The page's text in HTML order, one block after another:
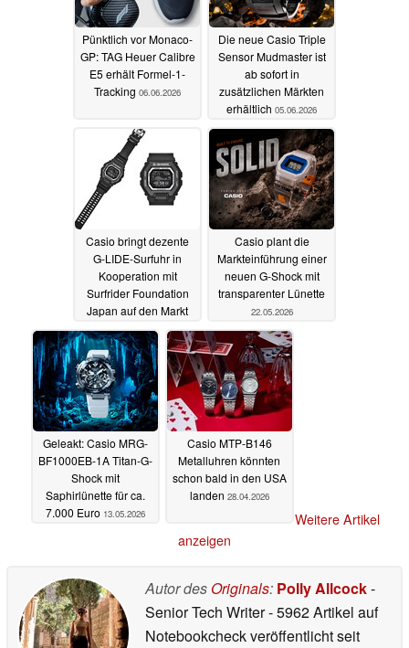
Pünktlich vor Monaco-
GP: TAG Heuer Calibre
E5 erhält Formel-1-
Tracking 06.06.2026
Die neue Casio Triple
Sensor Mudmaster ist
ab sofort in
zusätzlichen Märkten
erhältlich 05.06.2026
Casio bringt dezente
G-LIDE-Surfuhr in
Kooperation mit
Surfrider Foundation
Japan auf den Markt
02.06.2026
Casio plant die
Markteinführung einer
neuen G-Shock mit
transparenter Lünette
22.05.2026
Geleakt: Casio MRG-
BF1000EB-1A Titan-G-
Shock mit
Saphirlünette für ca.
7.000 Euro 13.05.2026
Casio MTP-B146
Metalluhren könnten
schon bald in den USA
landen 28.04.2026
Weitere Artikel
anzeigen
Autor des Originals: Polly Allcock-
Senior Tech Writer- 5962 Artikel auf
Notebookcheck veröffentlichtseit